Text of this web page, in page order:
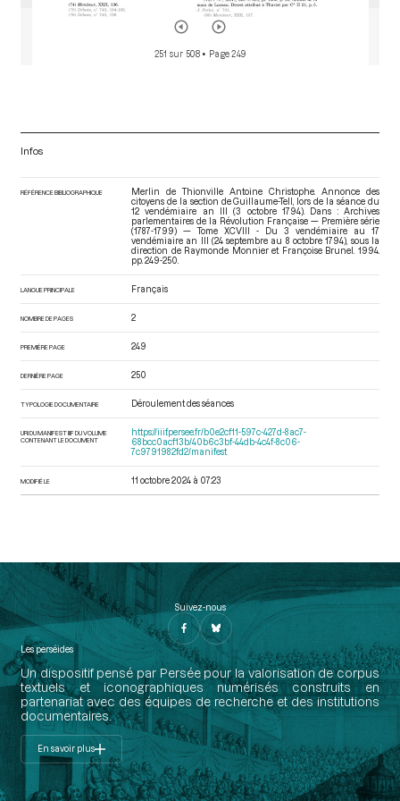
251 sur 508 • Page 249
Infos
RÉFÉRENCE BIBLIOGRAPHIQUE
Merlin de Thionville Antoine Christophe. Annonce des
citoyens de la section de Guillaume-Tell, lors de la séance du
12 vendémiaire an III (3 octobre 1794). Dans : Archives
parlementaires de la Révolution Française — Première série
(1787-1799) — Tome XCVIII - Du 3 vendémiaire au 17
vendémiaire an III (24 septembre au 8 octobre 1794) , sous la
direction de Raymonde Monnier et Françoise Brunel. 1994.
pp. 249-250.
LANGUE PRINCIPALE Français
NOMBRE DE PAGES 2
PREMIÈRE PAGE 249
DERNIÈRE PAGE 250
TYPOLOGIE DOCUMENTAIRE Déroulement des séances
URI DU MANIFEST IIIF DU VOLUME
CONTENANT LE DOCUMENT
https://iiif.persee.fr/b0e2cf11-597c-427d-8ac7-
68bcc0acf13b/40b6c3bf-44db-4c4f-8c06-
7c9791982fd2/manifest
MODIFIÉ LE 11 octobre 2024 à 07:23
Suivez-nous
Les perséides
Un dispositif pensé par Persée pour la valorisation de corpus
textuels et iconographiques numérisés construits en
partenariat avec des équipes de recherche et des institutions
documentaires.
En savoir plus